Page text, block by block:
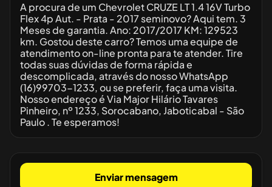
A procura de um Chevrolet CRUZE LT 1.4 16V Turbo
Flex 4p Aut. - Prata - 2017 seminovo? Aqui tem. 3
Meses de garantia. Ano: 2017/2017 KM: 129523
km. Gostou deste carro? Temos uma equipe de
atendimento on-line pronta para te atender. Tire
todas suas dúvidas de forma rápida e
descomplicada, através do nosso WhatsApp
(16)99703-1233, ou se preferir, faça uma visita.
Nosso endereço é Via Major Hilário Tavares
Pinheiro, nº 1233, Sorocabano, Jaboticabal - São
Paulo . Te esperamos!
Enviar mensagem